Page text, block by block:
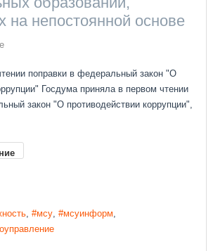
на непостоянной основе
поправки в федеральный закон "О
Госдума приняла в первом чтении
закон "О противодействии коррупции",
мсу
мсуинформ